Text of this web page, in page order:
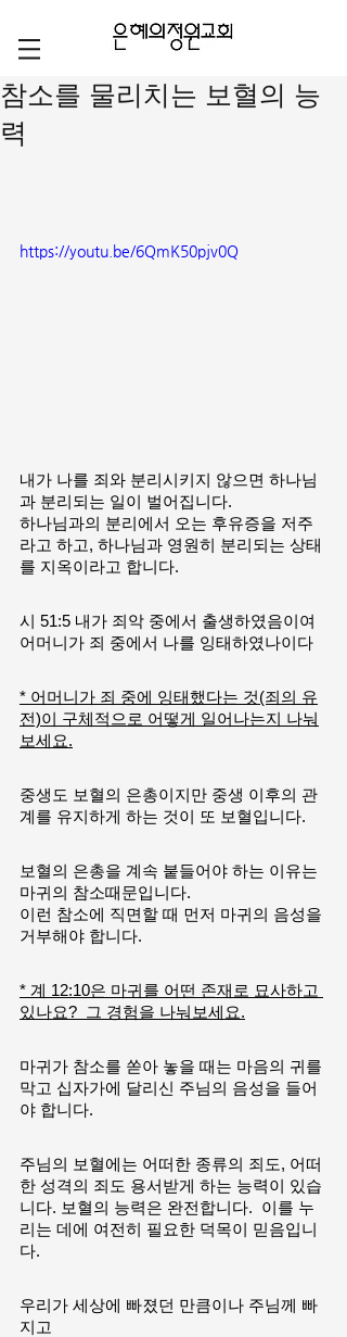
참소를 물리치는 보혈의 능
력
https://youtu.be/6QmK50pjv0Q
내가 나를 죄와 분리시키지 않으면 하나님
과 분리되는 일이 벌어집니다.
하나님과의 분리에서 오는 후유증을 저주
라고 하고, 하나님과 영원히 분리되는 상태
를 지옥이라고 합니다.
시 51:5 내가 죄악 중에서 출생하였음이여
어머니가 죄 중에서 나를 잉태하였나이다
* 어머니가 죄 중에 잉태했다는 것(죄의 유
전)이 구체적으로 어떻게 일어나는지 나눠
보세요.
중생도 보혈의 은총이지만 중생 이후의 관
계를 유지하게 하는 것이 또 보혈입니다.
보혈의 은총을 계속 붙들어야 하는 이유는
마귀의 참소때문입니다.
이런 참소에 직면할 때 먼저 마귀의 음성을
거부해야 합니다.
* 계 12:10은 마귀를 어떤 존재로 묘사하고
있나요?  그 경험을 나눠보세요.
마귀가 참소를 쏟아 놓을 때는 마음의 귀를
막고 십자가에 달리신 주님의 음성을 들어
야 합니다.
주님의 보혈에는 어떠한 종류의 죄도, 어떠
한 성격의 죄도 용서받게 하는 능력이 있습
니다. 보혈의 능력은 완전합니다.  이를 누
리는 데에 여전히 필요한 덕목이 믿음입니
다.
우리가 세상에 빠졌던 만큼이나 주님께 빠
지고